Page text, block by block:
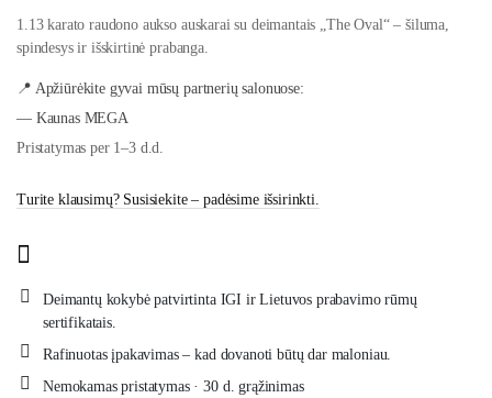
1.13 karato raudono aukso auskarai su deimantais „The Oval“ – šiluma,
spindesys ir išskirtinė prabanga.
📍 Apžiūrėkite gyvai mūsų partnerių salonuose:
— Kaunas MEGA
Pristatymas per 1–3 d.d.
Turite klausimų? Susisiekite – padėsime išsirinkti.
Deimantų kokybė patvirtinta IGI ir Lietuvos prabavimo rūmų
sertifikatais.
Rafinuotas įpakavimas – kad dovanoti būtų dar maloniau.
Nemokamas pristatymas · 30 d. grąžinimas